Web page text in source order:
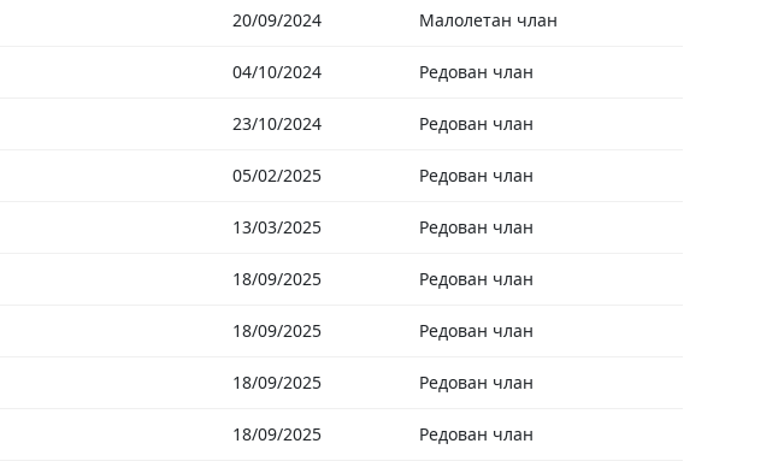
20/09/2024 Малолетан члан
04/10/2024 Редован члан
23/10/2024 Редован члан
05/02/2025 Редован члан
13/03/2025 Редован члан
18/09/2025 Редован члан
18/09/2025 Редован члан
18/09/2025 Редован члан
18/09/2025 Редован члан